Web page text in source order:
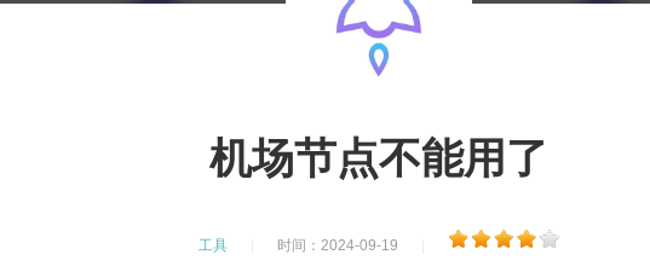
机场节点不能用了
工具 时间：2024-09-19